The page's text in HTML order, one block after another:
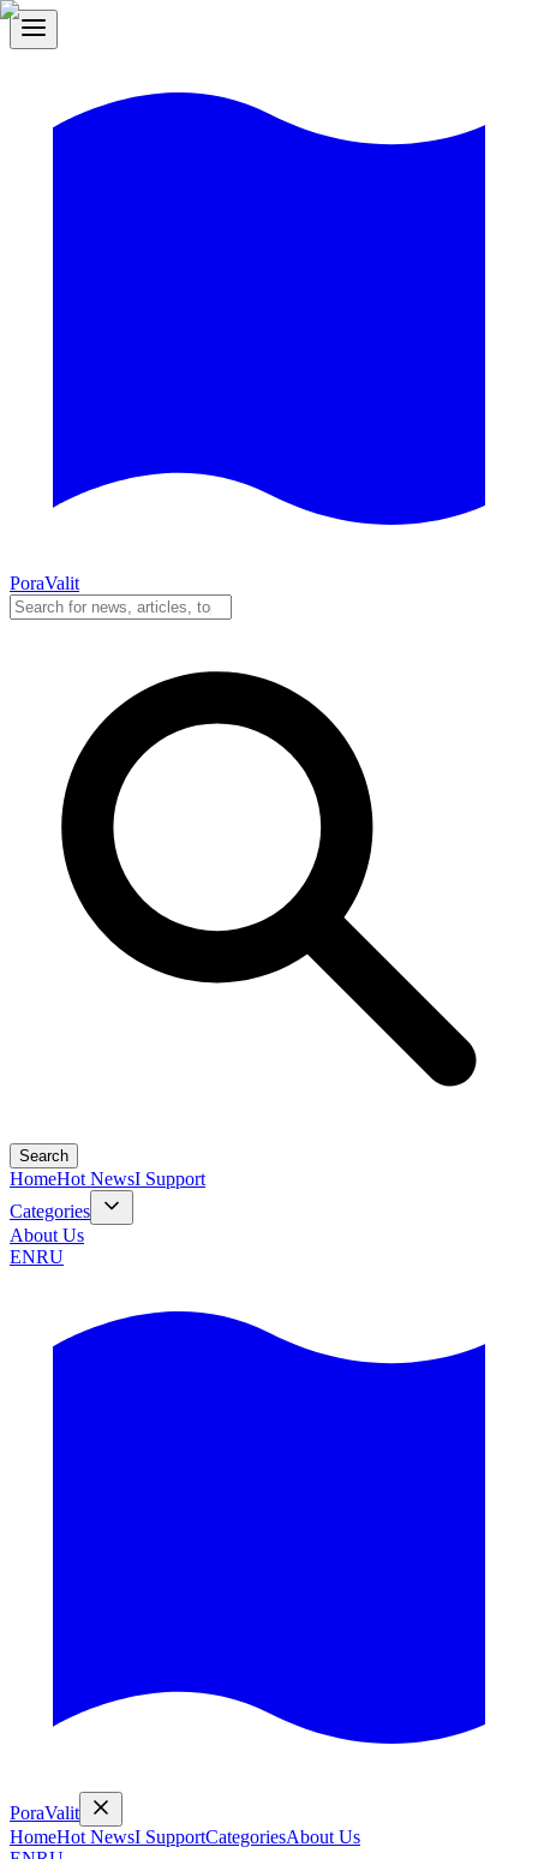
PoraValit
Search
HomeHot NewsI Support
Categories
About Us
ENRU
PoraValit
HomeHot NewsI SupportCategoriesAbout Us